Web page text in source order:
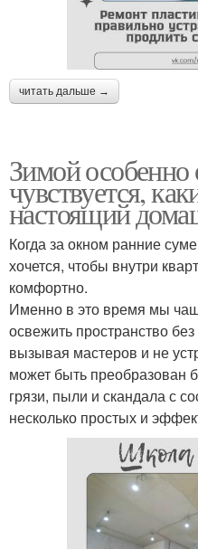
читать дальше →
Зимой особенно
чувствуется,
настоящий
Когда за окном ранние
хочется, чтобы внутри
комфортно.
Именно в это время мы
освежить пространство
вызывая мастеров и не
может быть преобразован
грязи, пыли и скандала с
несколько простых и